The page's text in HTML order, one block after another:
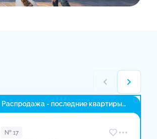
Распродажа - последние квартиры
№ 17